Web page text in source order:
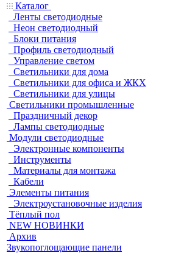
Каталог
Ленты светодиодные
Неон светодиодный
Блоки питания
Профиль светодиодный
Управление светом
Светильники для дома
Светильники для офиса и ЖКХ
Светильники для улицы
Светильники промышленные
Праздничный декор
Лампы светодиодные
Модули светодиодные
Электронные компоненты
Инструменты
Материалы для монтажа
Кабели
Элементы питания
Электроустановочные изделия
Тёплый пол
NEW НОВИНКИ
Архив
Звукопоглощающие панели